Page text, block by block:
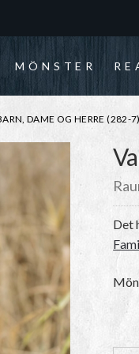
MÖNSTER
DAME OG HERRE (282-7)
Det